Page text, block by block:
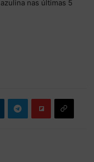
nas últimas 5